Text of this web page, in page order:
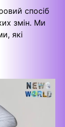
спосіб
змін. Ми
які